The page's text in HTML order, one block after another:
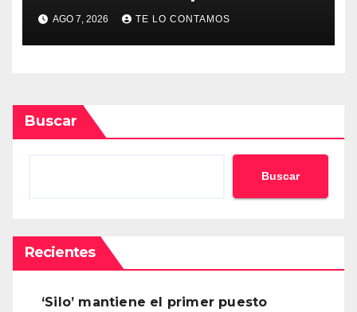
docuserie
AGO 7, 2026 TE LO CONTAMOS
Buscar
Buscar
Recientes
‘Silo’ mantiene el primer puesto